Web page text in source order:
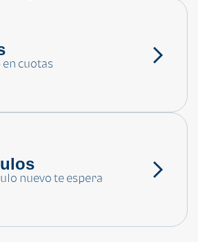
ayuda?
cuotas
nuevo te espera